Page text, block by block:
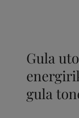
Gula
gula